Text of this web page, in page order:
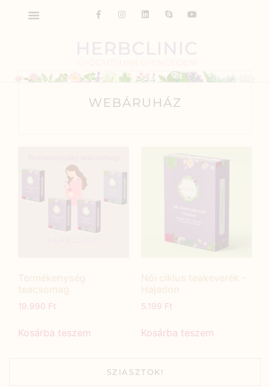
WEBÁRUHÁZ
19.990 Ft
Kosárba teszem
5.199 Ft
Kosárba teszem
SZIASZTOK!